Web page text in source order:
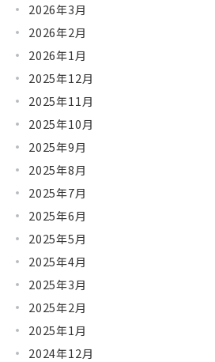
2026年3月
2026年2月
2026年1月
2025年12月
2025年11月
2025年10月
2025年9月
2025年8月
2025年7月
2025年6月
2025年5月
2025年4月
2025年3月
2025年2月
2025年1月
2024年12月